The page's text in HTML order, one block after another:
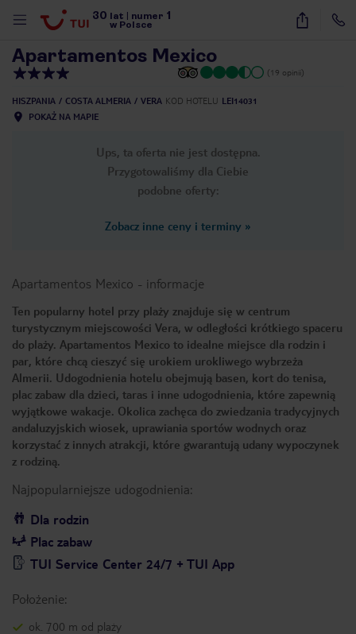
30 lat numer 1
w Polsce
14
Apartamentos Mexico
(19 opinii)
HISZPANIA COSTA ALMERIA VERA KOD HOTELU LEI14031
POKAŻ NA MAPIE
Ups, ta oferta nie jest dostępna.
Przygotowaliśmy dla Ciebie
podobne oferty:
Zobacz inne ceny i terminy »
Apartamentos Mexico - informacje
Ten popularny hotel przy plaży znajduje się w centrum
turystycznym miejscowości Vera, w odległości krótkiego spaceru
do plaży. Apartamentos Mexico to idealne miejsce dla rodzin i
par, które chcą cieszyć się urokiem urokliwego wybrzeża
Almerii. Udogodnienia hotelu obejmują basen, kort do tenisa,
plac zabaw dla dzieci, taras i inne udogodnienia, które zapewnią
wyjątkowe wakacje. Okolica zachęca do zwiedzania tradycyjnych
andaluzyjskich wiosek, uprawiania sportów wodnych oraz
korzystać z innych atrakcji, które gwarantują udany wypoczynek
z rodziną.
Najpopularniejsze udogodnienia:
Dla rodzin
Plac zabaw
TUI Service Center 24/7 + TUI App
Położenie:
ok. 700 m od plaży